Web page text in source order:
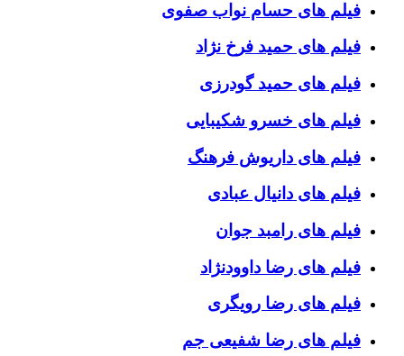
فیلم های حسام نواب صفوی
فیلم های حمید فرخ نژاد
فیلم های حمید گودرزی
فیلم های خسرو شکیبایی
فیلم های داریوش فرهنگ
فیلم های دانیال عبادی
فیلم های رامبد جوان
فیلم های رضا داوودنژاد
فیلم های رضا رویگری
فیلم های رضا شفیعی جم